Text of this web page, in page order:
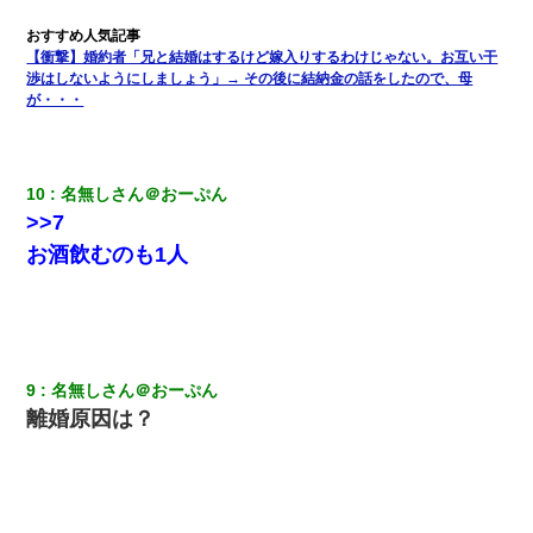
り込んできたみたいで、ずっとドアの前で喚いてて滅茶苦茶うる
さかった。
放置子が病院送りになったらしい → 俺（二度と帰ってくるなよ…
高1のとき男に襲われ、不妊の叔母に頼まれて出産。→叔母夫婦が
養子縁組してアメリカに子供を連れ帰った。→9・11で叔母夫婦が
亡くなってしまい…
友人「酒の勢いで女先輩をホテルに連れ込んだｗｗｗｗｗ」俺
「…」
【衝撃】婚約者「兄と結婚はするけど嫁入りするわけじゃない。お互い干
渉はしないようにしましょう」→ その後に結納金の話をしたので、母
が・・・
10 名無しさん＠おーぷん
>>7
お酒飲むのも1人
9 名無しさん＠おーぷん
離婚原因は？